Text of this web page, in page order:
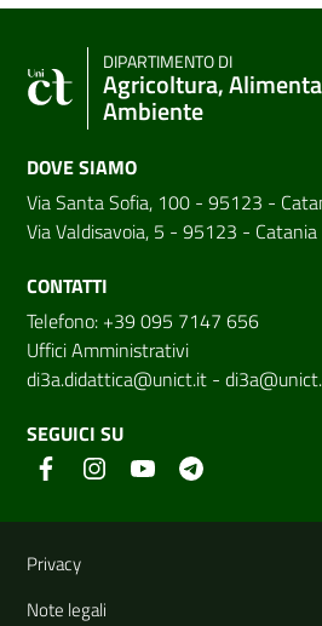
DIPARTIMENTO DI
Agricoltura,
Ambiente
DOVE SIAMO
Via Santa Sofia, 100 - 95123 -
Via Valdisavoia, 5 - 95123 - Catania
CONTATTI
Telefono: +39 095 7147 656
Uffici Amministrativi
di3a.didattica@unict.it -
SEGUICI SU
Link e informazioni
Privacy
Note legali